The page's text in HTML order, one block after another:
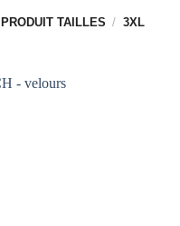
PRODUIT TAILLES / 3XL